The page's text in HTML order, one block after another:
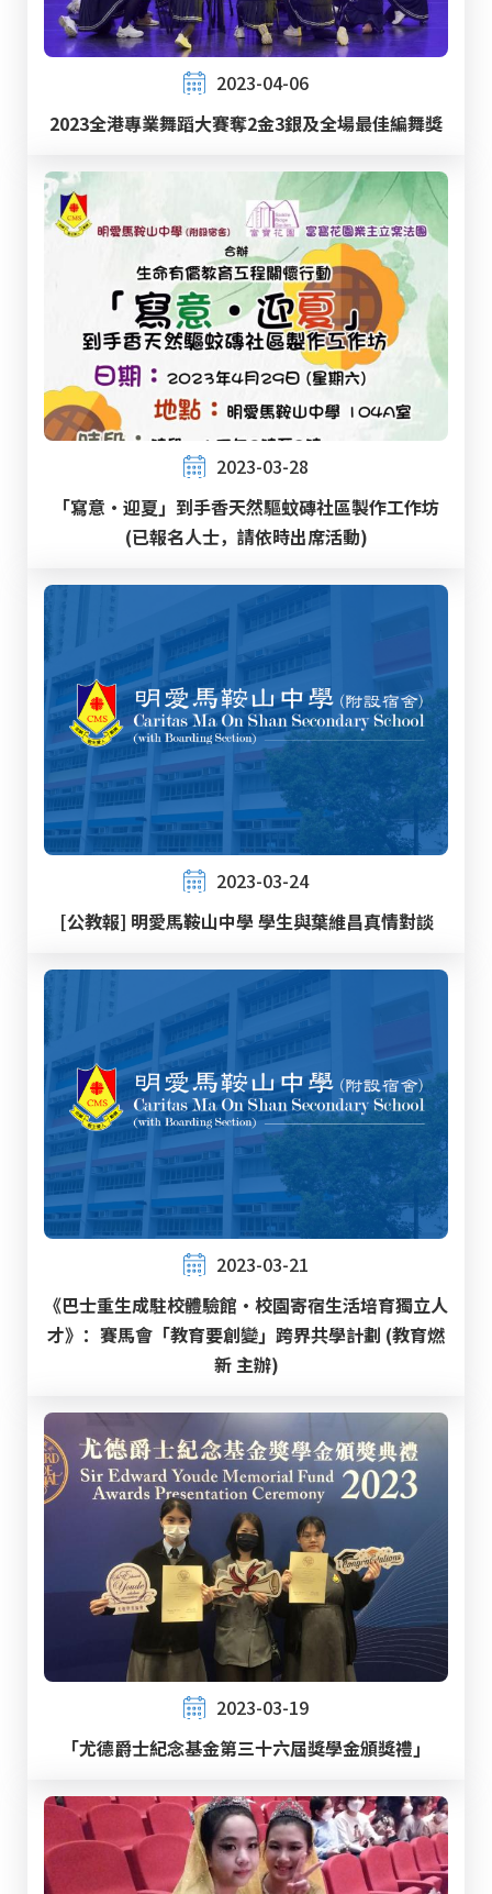
2023-04-06
2023全港專業舞蹈大賽奪2金3銀及全場最佳編舞獎
2023-03-28
「寫意‧迎夏」到手香天然驅蚊磚社區製作工作坊
(已報名人士，請依時出席活動)
2023-03-24
[公教報] 明愛馬鞍山中學 學生與葉維昌真情對談
2023-03-21
《巴士重生成駐校體驗館‧校園寄宿生活培育獨立人
才》：賽馬會「教育要創變」跨界共學計劃 (教育燃
新 主辦)
2023-03-19
「尤德爵士紀念基金第三十六屆獎學金頒獎禮」